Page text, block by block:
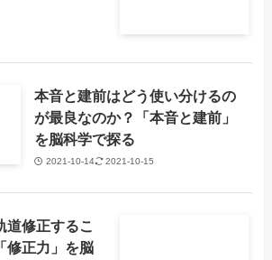
本音と建前はどう使い分けるの
が最良なのか？「本音と建前」
を脳科学で探る
2021-10-14 2021-10-15
道修正するこ
修正力」を脳